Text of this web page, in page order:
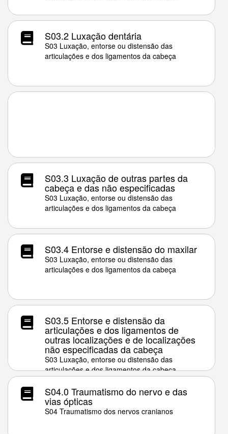
S03.2 Luxação dentária
S03 Luxação, entorse ou distensão das
articulações e dos ligamentos da cabeça
S03.3 Luxação de outras partes da
cabeça e das não especificadas
S03 Luxação, entorse ou distensão das
articulações e dos ligamentos da cabeça
S03.4 Entorse e distensão do maxilar
S03 Luxação, entorse ou distensão das
articulações e dos ligamentos da cabeça
S03.5 Entorse e distensão da
articulações e dos ligamentos de
outras localizações e de localizações
não especificadas da cabeça
S03 Luxação, entorse ou distensão das
articulações e dos ligamentos da cabeça
S04.0 Traumatismo do nervo e das
vias ópticas
S04 Traumatismo dos nervos cranianos